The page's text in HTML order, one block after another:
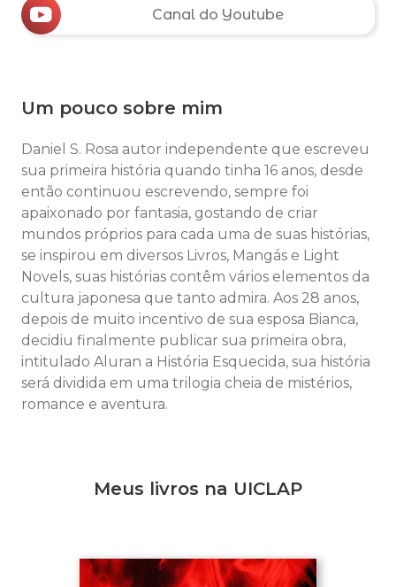
Canal do Youtube
Um pouco sobre mim
Daniel S. Rosa autor independente que escreveu
sua primeira história quando tinha 16 anos, desde
então continuou escrevendo, sempre foi
apaixonado por fantasia, gostando de criar
mundos próprios para cada uma de suas histórias,
se inspirou em diversos Livros, Mangás e Light
Novels, suas histórias contêm vários elementos da
cultura japonesa que tanto admira. Aos 28 anos,
depois de muito incentivo de sua esposa Bianca,
decidiu finalmente publicar sua primeira obra,
intitulado Aluran a História Esquecida, sua história
será dividida em uma trilogia cheia de mistérios,
romance e aventura.
Meus livros na UICLAP